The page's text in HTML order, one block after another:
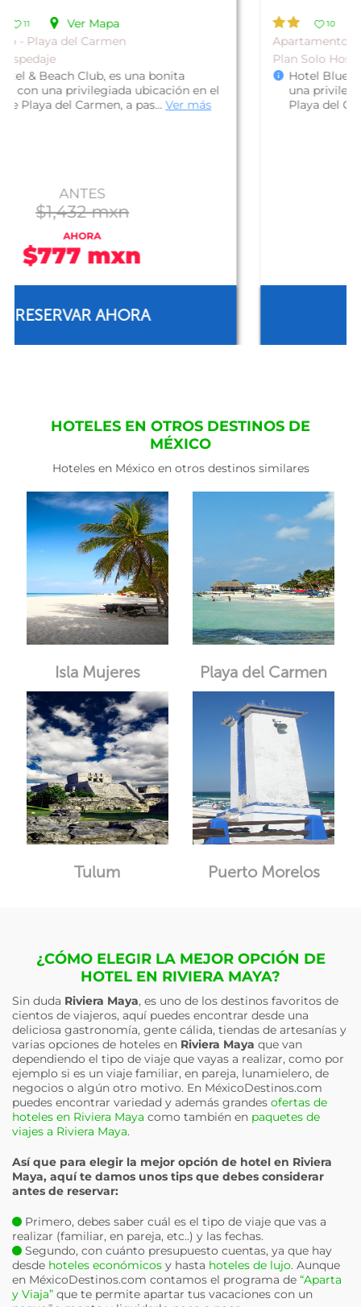
10
Apartamento - Playa del Carmen
Plan Solo Hospedaje
Hotel Blue Palms, es una bonita propiedad con
una privilegiada ubicación en el centro de
Playa del Carmen; a solo una call...
Ver más
$1,160 mxn
RESERVAR AHORA
HOTELES EN OTROS DESTINOS DE
MÉXICO
Hoteles en México en otros destinos similares
Isla Mujeres Playa del Carmen
Tulum Puerto Morelos
¿CÓMO ELEGIR LA MEJOR OPCIÓN DE
HOTEL EN RIVIERA MAYA?
Sin duda Riviera Maya, es uno de los destinos favoritos de
cientos de viajeros, aquí puedes encontrar desde una
deliciosa gastronomía, gente cálida, tiendas de artesanías y
varias opciones de hoteles en Riviera Maya que van
dependiendo el tipo de viaje que vayas a realizar, como por
ejemplo si es un viaje familiar, en pareja, lunamielero, de
negocios o algún otro motivo. En MéxicoDestinos.com
puedes encontrar variedad y además grandes ofertas de
hoteles en Riviera Maya como también en paquetes de
viajes a Riviera Maya.
Así que para elegir la mejor opción de hotel en Riviera
Maya, aquí te damos unos tips que debes considerar
antes de reservar:
Primero, debes saber cuál es el tipo de viaje que vas a
realizar (familiar, en pareja, etc..) y las fechas.
Segundo, con cuánto presupuesto cuentas, ya que hay
desde hoteles económicos y hasta hoteles de lujo. Aunque
en MéxicoDestinos.com contamos el programa de “Aparta
y Viaja” que te permite apartar tus vacaciones con un